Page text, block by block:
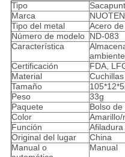
Tipo
Marca
NUOTEN
Tipo del metal
Acero
Número de modelo ND-083
Característica
ambiente
Certificación
FDA,
Material
Tamaño
Peso
33g
Paquete
Bolso
Color
Amarillo/
Función
Original del lugar
China
Manual o
Manual